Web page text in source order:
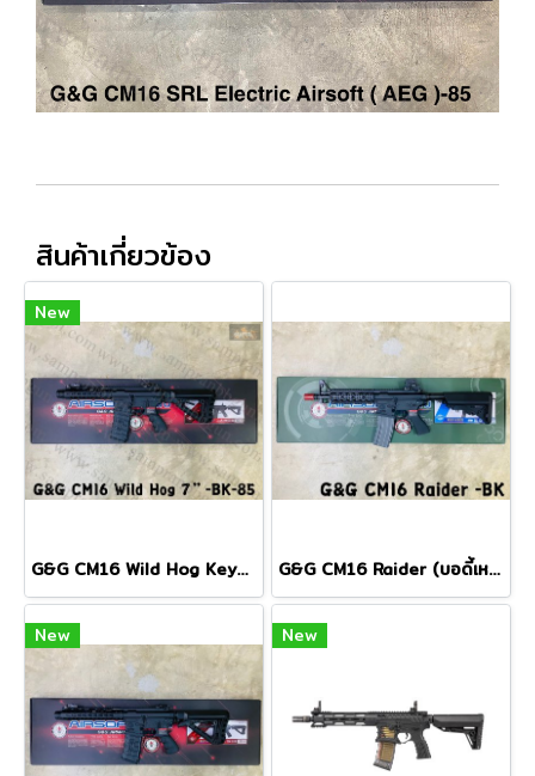
สินค้าเกี่ยวข้อง
New
G&G CM16 Wild Hog Keymod Rail 7" Airsoft AEG Black G&G CM16 Raider (บอดี้เหลี่ยม) สีดำ
New New